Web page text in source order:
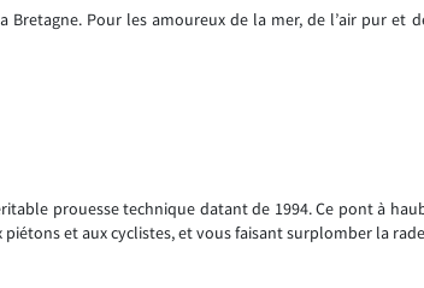
Pour les amoureux de la mer, de l’air pur et
prouesse technique datant de 1994. Ce pont à
et aux cyclistes, et vous faisant surplomber la